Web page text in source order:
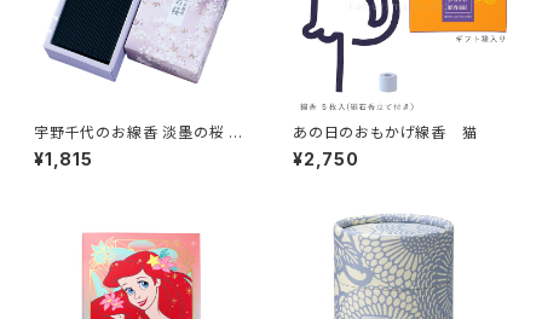
宇野千代のお線香 淡墨の桜 バ
ラ詰
¥1,815
あの日のおもかげ線香 猫
¥2,750